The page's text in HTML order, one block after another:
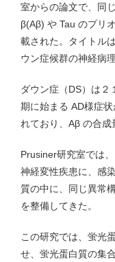
室からの論文で、同
β(Aβ) や Tau のプリ
載された。タイトル
ウン症候群の神経病
ダウン症（DS）は
期に始まる AD様症
れており、Aβ の合
Prusiner研究室では
神経変性疾患に、感
質の中に、同じ異常
を整備してきた。
この研究では、蛍光
せ、蛍光蛋白質の集